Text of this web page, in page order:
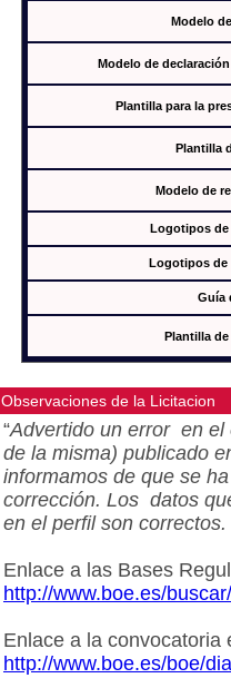
Modelo
Modelo de
Plantilla para la
Plantilla
Modelo de
Logotipos de
Logotipos de
Guía
Plantilla
Observaciones de la Licitacion
“Advertido un error en el
de la misma) publicado
informamos de que se
corrección. Los datos
en el perfil son correctos.
Enlace a las Bases
http://www.boe.es/
Enlace a la convocatoria
http://www.boe.es/boe/